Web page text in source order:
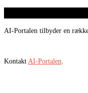
AI-Portalen tilbyder en
Kontakt AI-Portalen